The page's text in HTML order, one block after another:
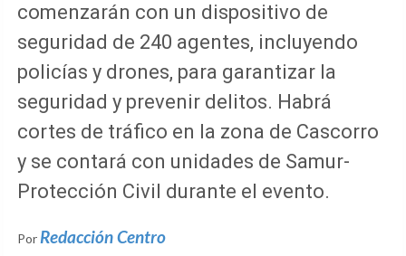
comenzarán con un dispositivo de
seguridad de 240 agentes, incluyendo
policías y drones, para garantizar la
seguridad y prevenir delitos. Habrá
cortes de tráfico en la zona de Cascorro
y se contará con unidades de Samur-
Protección Civil durante el evento.
Por Redacción Centro